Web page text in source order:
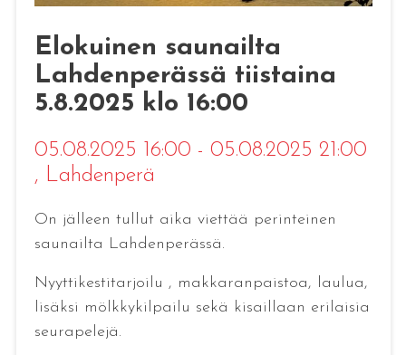
Elokuinen saunailta
Lahdenperässä tiistaina
5.8.2025 klo 16:00
05.08.2025 16:00 - 05.08.2025 21:00
, Lahdenperä
On jälleen tullut aika viettää perinteinen
saunailta Lahdenperässä.
Nyyttikestitarjoilu , makkaranpaistoa, laulua,
lisäksi mölkkykilpailu sekä kisaillaan erilaisia
seurapelejä.